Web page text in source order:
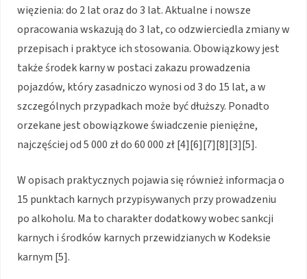
więzienia: do 2 lat oraz do 3 lat. Aktualne i nowsze
opracowania wskazują do 3 lat, co odzwierciedla zmiany w
przepisach i praktyce ich stosowania. Obowiązkowy jest
także środek karny w postaci zakazu prowadzenia
pojazdów, który zasadniczo wynosi od 3 do 15 lat, a w
szczególnych przypadkach może być dłuższy. Ponadto
orzekane jest obowiązkowe świadczenie pieniężne,
najczęściej od 5 000 zł do 60 000 zł [4][6][7][8][3][5].
W opisach praktycznych pojawia się również informacja o
15 punktach karnych przypisywanych przy prowadzeniu
po alkoholu. Ma to charakter dodatkowy wobec sankcji
karnych i środków karnych przewidzianych w Kodeksie
karnym [5].